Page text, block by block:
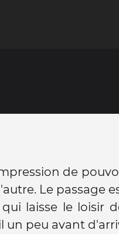
de
Le passage
laisse le loisir
un peu avant